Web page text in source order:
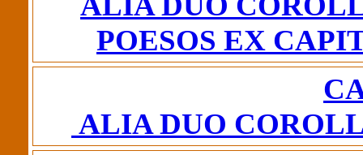
POESOS EX
ALIA DUO